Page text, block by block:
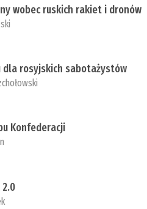
wobec ruskich rakiet i dronów
dla rosyjskich sabotażystów
Konfederacji